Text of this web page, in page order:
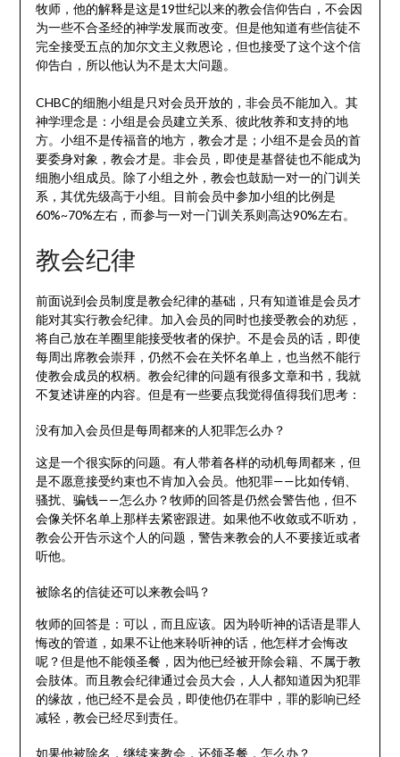
牧师，他的解释是这是19世纪以来的教会信仰告白，不会因
为一些不合圣经的神学发展而改变。但是他知道有些信徒不
完全接受五点的加尔文主义救恩论，但也接受了这个这个信
仰告白，所以他认为不是太大问题。
CHBC的细胞小组是只对会员开放的，非会员不能加入。其
神学理念是：小组是会员建立关系、彼此牧养和支持的地
方。小组不是传福音的地方，教会才是；小组不是会员的首
要委身对象，教会才是。非会员，即使是基督徒也不能成为
细胞小组成员。除了小组之外，教会也鼓励一对一的门训关
系，其优先级高于小组。目前会员中参加小组的比例是
60%~70%左右，而参与一对一门训关系则高达90%左右。
教会纪律
前面说到会员制度是教会纪律的基础，只有知道谁是会员才
能对其实行教会纪律。加入会员的同时也接受教会的劝惩，
将自己放在羊圈里能接受牧者的保护。不是会员的话，即使
每周出席教会崇拜，仍然不会在关怀名单上，也当然不能行
使教会成员的权柄。教会纪律的问题有很多文章和书，我就
不复述讲座的内容。但是有一些要点我觉得值得我们思考：
没有加入会员但是每周都来的人犯罪怎么办？
这是一个很实际的问题。有人带着各样的动机每周都来，但
是不愿意接受约束也不肯加入会员。他犯罪——比如传销、
骚扰、骗钱——怎么办？牧师的回答是仍然会警告他，但不
会像关怀名单上那样去紧密跟进。如果他不收敛或不听劝，
教会公开告示这个人的问题，警告来教会的人不要接近或者
听他。
被除名的信徒还可以来教会吗？
牧师的回答是：可以，而且应该。因为聆听神的话语是罪人
悔改的管道，如果不让他来聆听神的话，他怎样才会悔改
呢？但是他不能领圣餐，因为他已经被开除会籍、不属于教
会肢体。而且教会纪律通过会员大会，人人都知道因为犯罪
的缘故，他已经不是会员，即使他仍在罪中，罪的影响已经
减轻，教会已经尽到责任。
如果他被除名，继续来教会，还领圣餐，怎么办？